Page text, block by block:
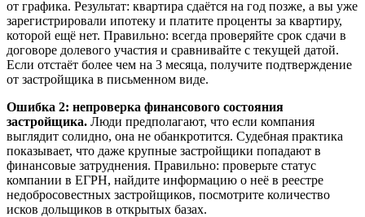
от графика. Результат: квартира сдаётся на год позже, а вы уже
зарегистрировали ипотеку и платите проценты за квартиру,
которой ещё нет. Правильно: всегда проверяйте срок сдачи в
договоре долевого участия и сравнивайте с текущей датой.
Если отстаёт более чем на 3 месяца, получите подтверждение
от застройщика в письменном виде.
Ошибка 2: непроверка финансового состояния
застройщика. Люди предполагают, что если компания
выглядит солидно, она не обанкротится. Судебная практика
показывает, что даже крупные застройщики попадают в
финансовые затруднения. Правильно: проверьте статус
компании в ЕГРН, найдите информацию о неё в реестре
недобросовестных застройщиков, посмотрите количество
исков дольщиков в открытых базах.